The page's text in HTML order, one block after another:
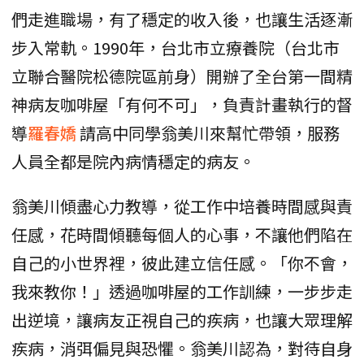
們走進職場，有了穩定的收入後，也讓生活逐漸
步入常軌。1990年，台北市立療養院（台北市
立聯合醫院松德院區前身）開辦了全台第一間精
神病友咖啡屋「有何不可」，負責計畫執行的督
導羅春嬌請高中同學翁美川來幫忙帶領，服務
人員全都是院內病情穩定的病友。
翁美川傾盡心力教導，從工作中培養時間感與責
任感，花時間傾聽每個人的心事，不讓他們陷在
自己的小世界裡，彼此建立信任感。「你不會，
我來教你！」透過咖啡屋的工作訓練，一步步走
出逆境，讓病友正視自己的疾病，也讓大眾理解
疾病，消弭偏見與恐懼。翁美川認為，對待自身